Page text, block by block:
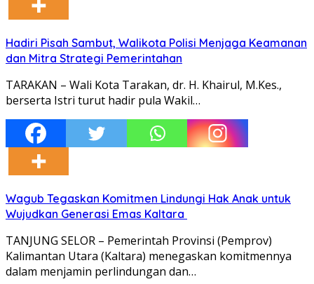
Hadiri Pisah Sambut, Walikota Polisi Menjaga Keamanan
dan Mitra Strategi Pemerintahan
TARAKAN – Wali Kota Tarakan, dr. H. Khairul, M.Kes.,
berserta Istri turut hadir pula Wakil…
Wagub Tegaskan Komitmen Lindungi Hak Anak untuk
Wujudkan Generasi Emas Kaltara
TANJUNG SELOR – Pemerintah Provinsi (Pemprov)
Kalimantan Utara (Kaltara) menegaskan komitmennya
dalam menjamin perlindungan dan…